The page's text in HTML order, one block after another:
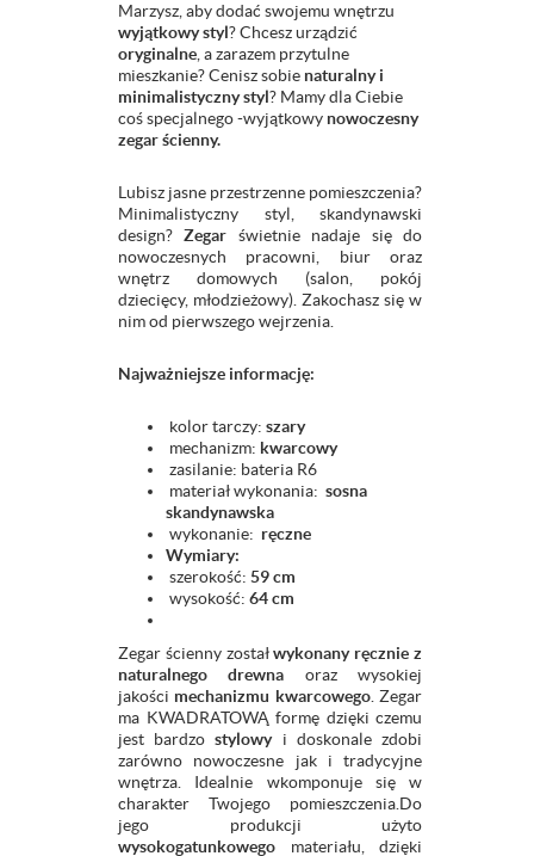
Marzysz, aby dodać swojemu wnętrzu
wyjątkowy styl? Chcesz urządzić
oryginalne, a zarazem przytulne
mieszkanie? Cenisz sobie naturalny i
minimalistyczny styl? Mamy dla Ciebie
coś specjalnego -wyjątkowy nowoczesny
zegar ścienny.
Lubisz jasne przestrzenne pomieszczenia?
Minimalistyczny styl, skandynawski
design?Zegar świetnie nadaje się do
nowoczesnych pracowni, biur oraz
wnętrz domowych (salon, pokój
dziecięcy, młodzieżowy). Zakochasz się w
nim od pierwszego wejrzenia.
Najważniejsze informację:
kolor tarczy: szary
mechanizm: kwarcowy
zasilanie: bateria R6
materiał wykonania: sosna
skandynawska
wykonanie: ręczne
Wymiary:
szerokość: 59 cm
wysokość: 64 cm
Zegar ścienny zostałwykonany ręcznie z
naturalnego drewna oraz wysokiej
jakości mechanizmu kwarcowego. Zegar
ma KWADRATOWĄ formę dzięki czemu
jest bardzostylowyi doskonale zdobi
zarówno nowoczesne jak i tradycyjne
wnętrza. Idealnie wkomponuje się w
charakter Twojego pomieszczenia.Do
jego produkcji użyto
wysokogatunkowego materiału, dzięki